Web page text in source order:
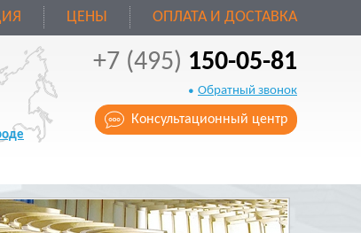
ЦЕНЫ ОПЛАТА И ДОСТАВКА
+7 (495) 150-05-81
Обратный звонок
Консультационный центр